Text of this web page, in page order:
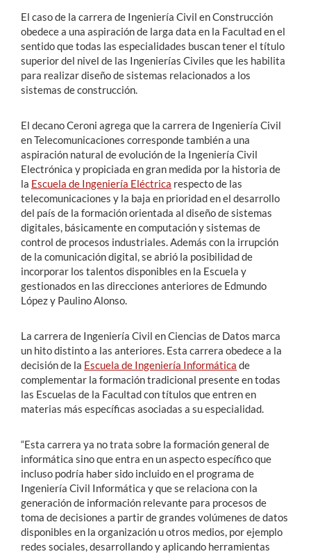
El caso de la carrera de Ingeniería Civil en Construcción
obedece a una aspiración de larga data en la Facultad en el
sentido que todas las especialidades buscan tener el título
superior del nivel de las Ingenierías Civiles que les habilita
para realizar diseño de sistemas relacionados a los
sistemas de construcción.
El decano Ceroni agrega que la carrera de Ingeniería Civil
en Telecomunicaciones corresponde también a una
aspiración natural de evolución de la Ingeniería Civil
Electrónica y propiciada en gran medida por la historia de
la Escuela de Ingeniería Eléctrica respecto de las
telecomunicaciones y la baja en prioridad en el desarrollo
del país de la formación orientada al diseño de sistemas
digitales, básicamente en computación y sistemas de
control de procesos industriales. Además con la irrupción
de la comunicación digital, se abrió la posibilidad de
incorporar los talentos disponibles en la Escuela y
gestionados en las direcciones anteriores de Edmundo
López y Paulino Alonso.
La carrera de Ingeniería Civil en Ciencias de Datos marca
un hito distinto a las anteriores. Esta carrera obedece a la
decisión de la Escuela de Ingeniería Informática de
complementar la formación tradicional presente en todas
las Escuelas de la Facultad con títulos que entren en
materias más específicas asociadas a su especialidad.
“Esta carrera ya no trata sobre la formación general de
informática sino que entra en un aspecto específico que
incluso podría haber sido incluido en el programa de
Ingeniería Civil Informática y que se relaciona con la
generación de información relevante para procesos de
toma de decisiones a partir de grandes volúmenes de datos
disponibles en la organización u otros medios, por ejemplo
redes sociales, desarrollando y aplicando herramientas